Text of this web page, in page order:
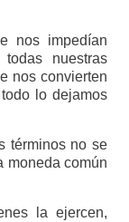
nos impedían
todas nuestras
nos convierten
lo dejamos
términos no se
moneda común
la ejercen,